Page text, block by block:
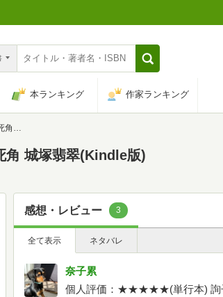
本ランキング 作家ランキング
翠
城塚翡翠(Kindle版)
感想・レビュー 3
全て表示 ネタバレ
奈子累
個人評価：★★★★★(単行本) 詢子